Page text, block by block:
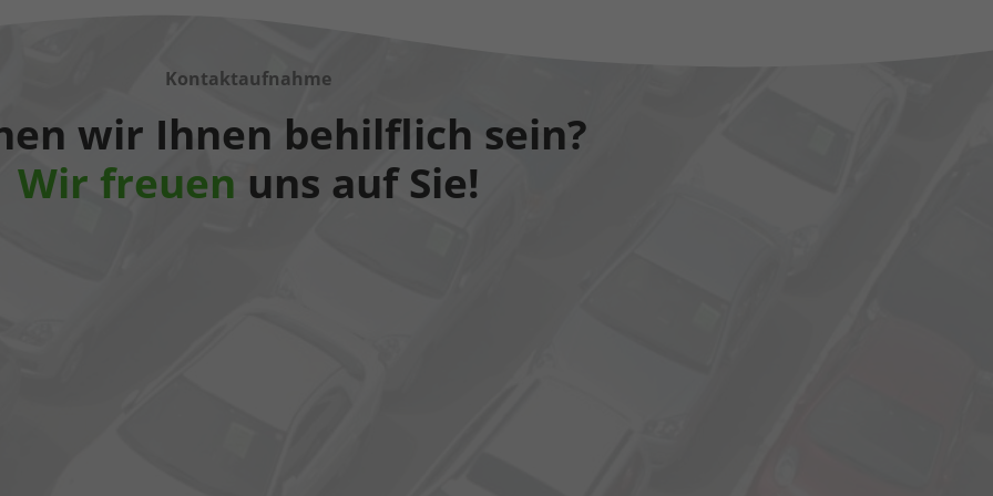
Kontaktaufnahme
wir Ihnen behilflich sein?
Wir freuen uns auf Sie!